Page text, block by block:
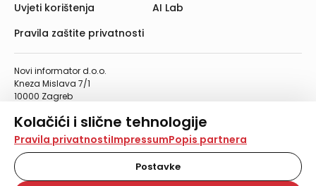
Kolačići i slične tehnologije
Na našoj web stranici koristimo kolačiće i slične
tehnologije za pohranu, čitanje i obradu informacija na
vašem uređaju. Time poboljšavamo korisničko iskustvo,
analiziramo promet na stranici te prikazujemo sadržaje i
Pravila privatnostiImpressumPopis partnera
Postavke
Novi informator d.o.o.
Kneza Mislava 7/1
10000 Zagreb
Telefaks: 01/4612-553
info@informator.hr
PRATITE NAS:
Uvjeti korištenja
Pravila zaštite privatnosti
AI Lab